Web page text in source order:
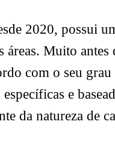
2020, possui
Muito
com o seu
e
da natureza de